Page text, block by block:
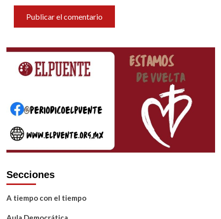
Secciones
A tiempo con el tiempo